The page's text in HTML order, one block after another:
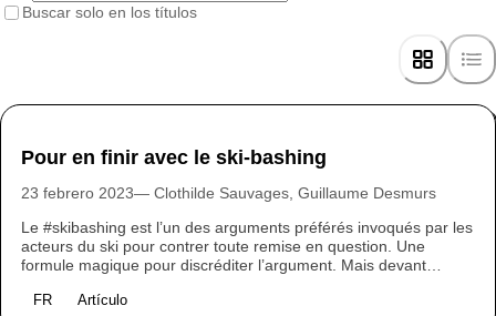
Buscar solo en los títulos
Pour en finir avec le ski-bashing
23 febrero 2023 Clothilde Sauvages, Guillaume Desmurs
Le #skibashing est l’un des arguments préférés invoqués par les
acteurs du ski pour contrer toute remise en question. Une
formule magique pour discréditer l’argument. Mais devant
économiques des stations de ski, accuser son interlocuteur de
FR Artículo